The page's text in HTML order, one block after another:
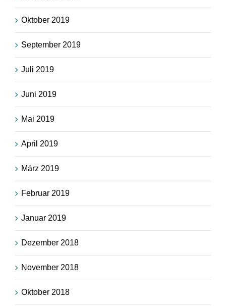
Oktober 2019
September 2019
Juli 2019
Juni 2019
Mai 2019
April 2019
März 2019
Februar 2019
Januar 2019
Dezember 2018
November 2018
Oktober 2018